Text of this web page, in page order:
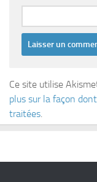
Ce site utilise
plus sur la façon
traitées.